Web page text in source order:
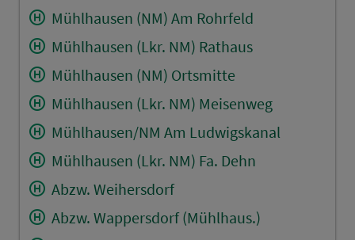
Mühlhausen (NM) Am Rohrfeld
Mühlhausen (Lkr. NM) Rathaus
Mühlhausen (NM) Ortsmitte
Mühlhausen (Lkr. NM) Meisenweg
Mühlhausen/NM Am Ludwigskanal
Mühlhausen (Lkr. NM) Fa. Dehn
Abzw. Weihersdorf
Abzw. Wappersdorf (Mühlhaus.)